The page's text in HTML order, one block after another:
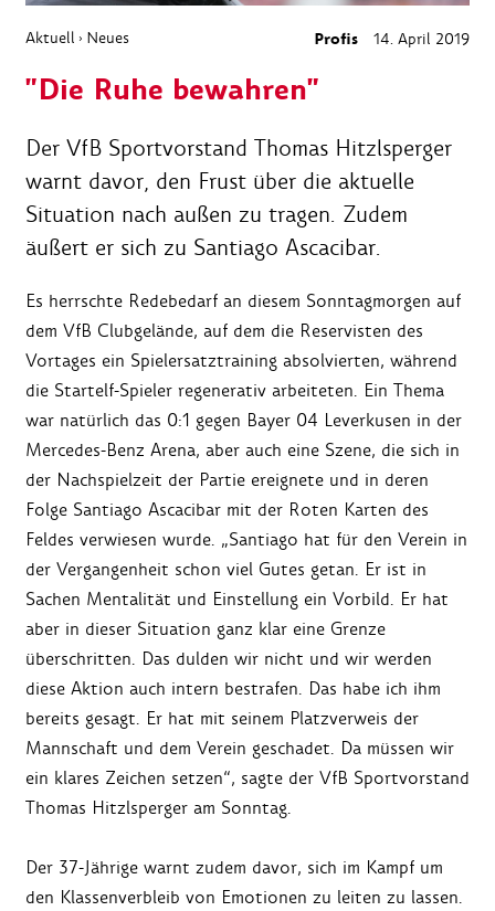
Aktuell › Neues Profis 14. April 2019
"Die Ruhe bewahren"
Der VfB Sportvorstand Thomas Hitzlsperger
warnt davor, den Frust über die aktuelle
Situation nach außen zu tragen. Zudem
äußert er sich zu Santiago Ascacibar.
Es herrschte Redebedarf an diesem Sonntagmorgen auf
dem VfB Clubgelände, auf dem die Reservisten des
Vortages ein Spielersatztraining absolvierten, während
die Startelf-Spieler regenerativ arbeiteten. Ein Thema
war natürlich das 0:1 gegen Bayer 04 Leverkusen in der
Mercedes-Benz Arena, aber auch eine Szene, die sich in
der Nachspielzeit der Partie ereignete und in deren
Folge Santiago Ascacibar mit der Roten Karten des
Feldes verwiesen wurde. „Santiago hat für den Verein in
der Vergangenheit schon viel Gutes getan. Er ist in
Sachen Mentalität und Einstellung ein Vorbild. Er hat
aber in dieser Situation ganz klar eine Grenze
überschritten. Das dulden wir nicht und wir werden
diese Aktion auch intern bestrafen. Das habe ich ihm
bereits gesagt. Er hat mit seinem Platzverweis der
Mannschaft und dem Verein geschadet. Da müssen wir
ein klares Zeichen setzen“, sagte der VfB Sportvorstand
Thomas Hitzlsperger am Sonntag.
Der 37-Jährige warnt zudem davor, sich im Kampf um
den Klassenverbleib von Emotionen zu leiten zu lassen.